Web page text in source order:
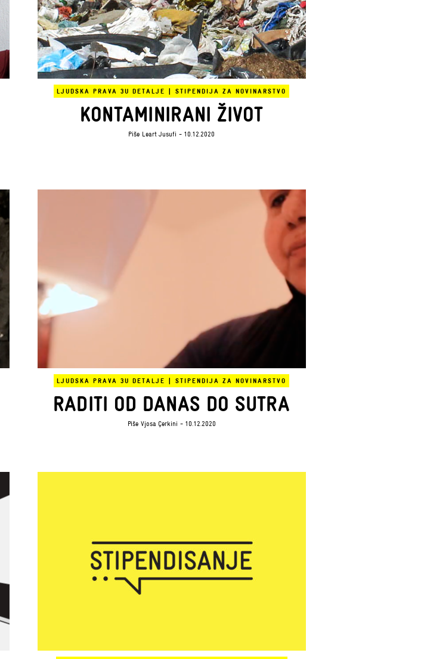
LJUDSKA PRAVA 3U DETALJE | STIPENDIJA ZA NOVINARSTVO
KONTAMINIRANI ŽIVOT
Piše Leart Jusufi - 10.12.2020
LJUDSKA PRAVA 3U DETALJE | STIPENDIJA ZA NOVINARSTVO
RADITI OD DANAS DO SUTRA
PišeVjosa Çerkini - 10.12.2020